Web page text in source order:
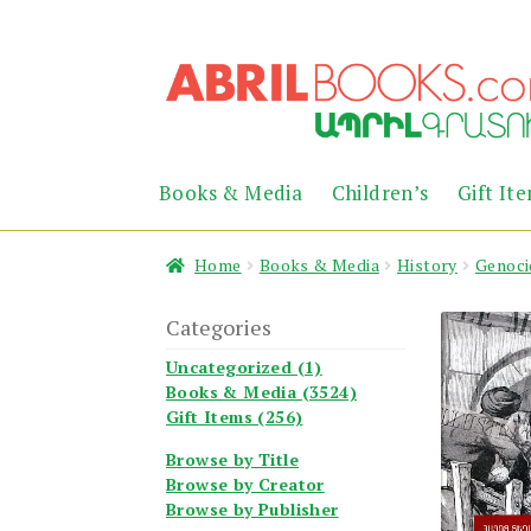
to
navigation
to
content
Books & Media Children’s Gift
Home Books & Media History
Categories
Uncategorized (1)
Books & Media (3524)
Gift Items (256)
Browse by Title
Browse by Creator
Browse by Publisher